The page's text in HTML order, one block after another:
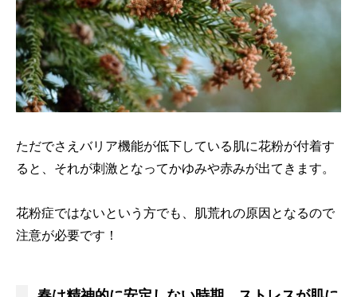
ただでさえバリア機能が低下している肌に花粉が付着す
ると、それが刺激となってかゆみや赤みが出てきます。
花粉症ではないという方でも、肌荒れの原因となるので
注意が必要です！